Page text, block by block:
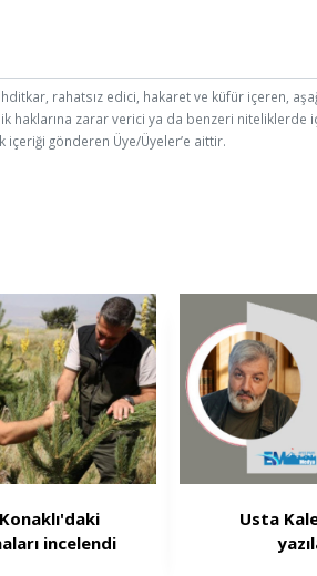
rahatsız edici, hakaret ve küfür içeren,
haklarına zarar verici ya da benzeri
gönderen Üye/Üyeler’e aittir.
incelendi
Usta